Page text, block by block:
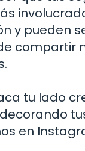
y pueden
compartir
tu lado
en